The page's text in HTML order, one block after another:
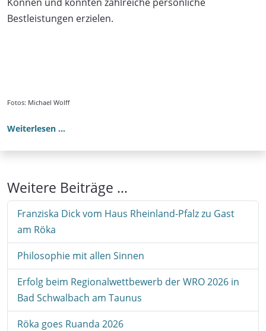
Bestleistungen erzielen.
Fotos: Michael Wolff
Weiterlesen …
Weitere Beiträge …
Franziska Dick vom Haus Rheinland-Pfalz zu Gast
am Röka
Philosophie mit allen Sinnen
Erfolg beim Regionalwettbewerb der WRO 2026 in
Bad Schwalbach am Taunus
Röka goes Ruanda 2026